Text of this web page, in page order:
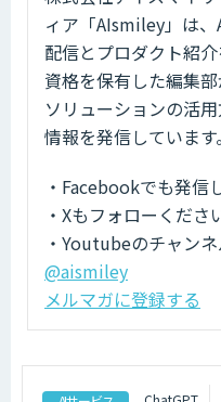
ィア「AIsmiley」は
配信とプロダクト紹
資格を保有した編集
ソリューションの活
情報を発信しています。
・Facebookでも発信
・Xもフォローくださ
・Youtubeのチャン
@aismiley
メルマガに登録する